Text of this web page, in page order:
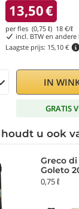
13,50€
per fles (0,75 ℓ) 18 €/ℓ
incl. BTW en andere
Laagste prijs: 15,10 €
IN
GRATIS
u ook
Greco di
Goleto
Capaldo
0,75 ℓ